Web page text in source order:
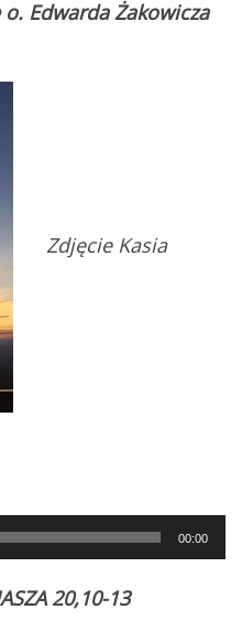
Edwarda Żakowicza
Zdjęcie Kasia
00:00
20,10-13